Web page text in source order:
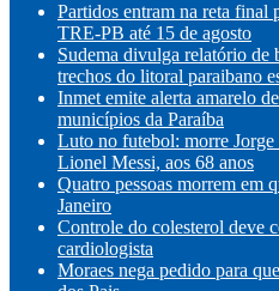
Partidos entram na reta final
TRE-PB até 15 de agosto
Sudema divulga relatório de
trechos do litoral paraibano
Inmet emite alerta amarelo
municípios da Paraíba
Luto no futebol: morre Jorge
Lionel Messi, aos 68 anos
Quatro pessoas morrem em
Janeiro
Controle do colesterol deve
cardiologista
Moraes nega pedido para